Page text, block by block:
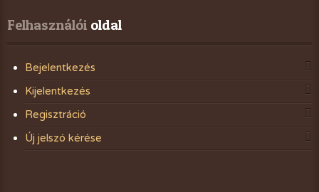
Felhasználói oldal
Bejelentkezés
Kijelentkezés
Regisztráció
Új jelszó kérése